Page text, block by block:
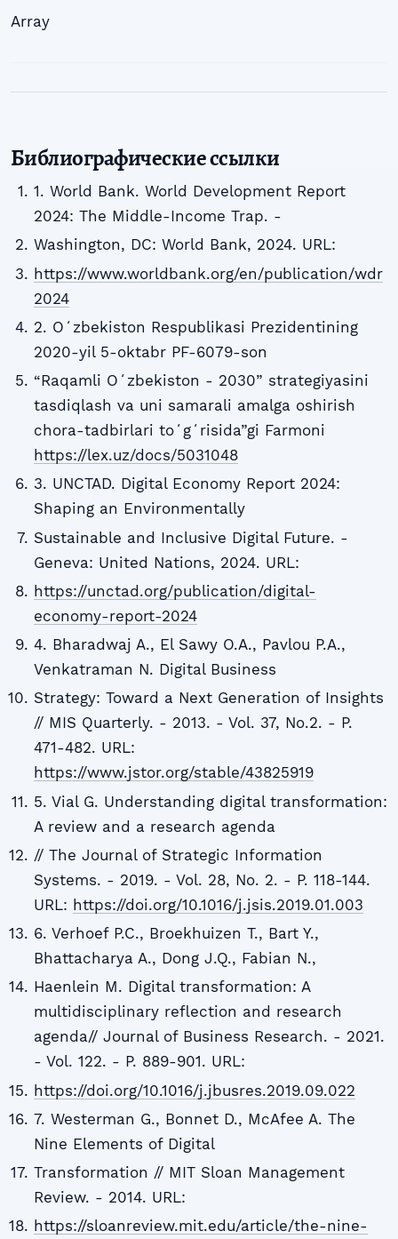
Array
Библиографические ссылки
1. World Bank. World Development Report
2024: The Middle-Income Trap. -
Washington, DC: World Bank, 2024. URL:
https://www.worldbank.org/en/publication/wdr
2024
2. Oʻzbekiston Respublikasi Prezidentining
2020-yil 5-oktabr PF-6079-son
“Raqamli Oʻzbekiston - 2030” strategiyasini
tasdiqlash va uni samarali amalga oshirish
chora-tadbirlari toʻgʻrisida”gi Farmoni
https://lex.uz/docs/5031048
3. UNCTAD. Digital Economy Report 2024:
Shaping an Environmentally
Sustainable and Inclusive Digital Future. -
Geneva: United Nations, 2024. URL:
https://unctad.org/publication/digital-
economy-report-2024
4. Bharadwaj A., El Sawy O.A., Pavlou P.A.,
Venkatraman N. Digital Business
Strategy: Toward a Next Generation of Insights
// MIS Quarterly. - 2013. - Vol. 37, No.2. - P.
471-482. URL:
https://www.jstor.org/stable/43825919
5. Vial G. Understanding digital transformation:
A review and a research agenda
// The Journal of Strategic Information
Systems. - 2019. - Vol. 28, No. 2. - P. 118-144.
URL: https://doi.org/10.1016/j.jsis.2019.01.003
6. Verhoef P.C., Broekhuizen T., Bart Y.,
Bhattacharya A., Dong J.Q., Fabian N.,
Haenlein M. Digital transformation: A
multidisciplinary reflection and research
agenda// Journal of Business Research. - 2021.
- Vol. 122. - P. 889-901. URL:
https://doi.org/10.1016/j.jbusres.2019.09.022
7. Westerman G., Bonnet D., McAfee A. The
Nine Elements of Digital
Transformation // MIT Sloan Management
Review. - 2014. URL:
https://sloanreview.mit.edu/article/the-nine-